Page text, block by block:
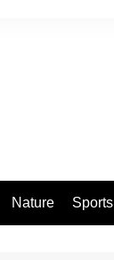
Nature Sports